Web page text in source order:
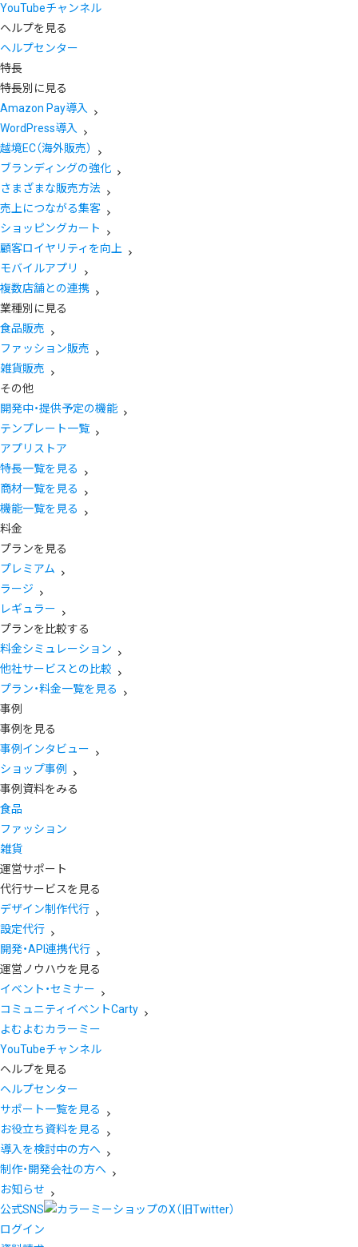
YouTubeチャンネル
ヘルプを見る
ヘルプセンター
特長
特長別に見る
Amazon Pay導入
WordPress導入
越境EC（海外販売）
ブランディングの強化
さまざまな販売方法
売上につながる集客
ショッピングカート
顧客ロイヤリティを向上
モバイルアプリ
複数店舗との連携
業種別に見る
食品販売
ファッション販売
雑貨販売
その他
開発中・提供予定の機能
テンプレート一覧
アプリストア
特長一覧を見る
商材一覧を見る
機能一覧を見る
料金
プランを見る
プレミアム
ラージ
レギュラー
プランを比較する
料金シミュレーション
他社サービスとの比較
プラン・料金一覧を見る
事例
事例を見る
事例インタビュー
ショップ事例
事例資料をみる
食品
ファッション
雑貨
運営サポート
代行サービスを見る
デザイン制作代行
設定代行
開発・API連携代行
運営ノウハウを見る
イベント・セミナー
コミュニティイベントCarty
よむよむカラーミー
YouTubeチャンネル
ヘルプを見る
ヘルプセンター
サポート一覧を見る
お役立ち資料を見る
導入を検討中の方へ
制作・開発会社の方へ
お知らせ
公式SNS
ログイン